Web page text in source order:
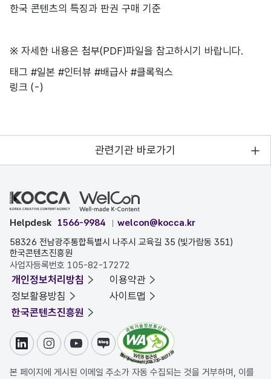
한국 콘텐츠의 특징과 판권 구매 기준
※ 자세한 내용은 첨부(PDF)파일을 참고하시기 바랍니다.
태그 #일본 #인터뷰 #배급사 #클록웍스
링크 (-)
관련기관 바로가기
Helpdesk 1566-9984
welcon@kocca.kr
58326 전남광주통합특별시 나주시 교육길 35 (빛가람동 351)
한국콘텐츠진흥원
사업자등록번호 105-82-17272
개인정보처리방침
이용약관
정보활용방침
사이트맵
한국콘텐츠진흥원
링크드인인스타그램
유튜브블로그
본 페이지에 게시된 이메일 주소가 자동 수집되는 것을 거부하며, 이를